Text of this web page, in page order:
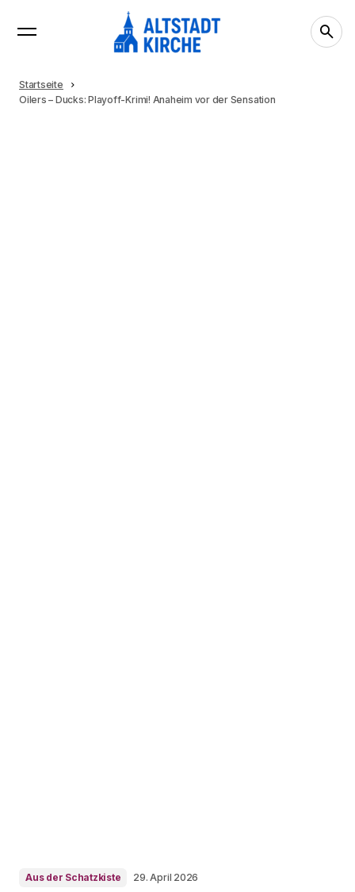
Startseite
Oilers – Ducks: Playoff-Krimi! Anaheim vor der Sensation
Aus der Schatzkiste 29. April 2026